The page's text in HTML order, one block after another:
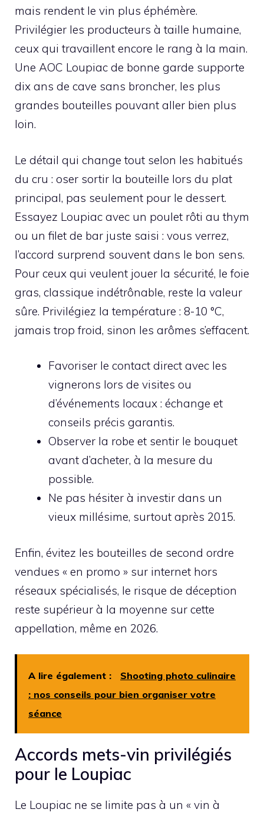
mais rendent le vin plus éphémère.
Privilégier les producteurs à taille humaine,
ceux qui travaillent encore le rang à la main.
Une AOC Loupiac de bonne garde supporte
dix ans de cave sans broncher, les plus
grandes bouteilles pouvant aller bien plus
loin.
Le détail qui change tout selon les habitués
du cru : oser sortir la bouteille lors du plat
principal, pas seulement pour le dessert.
Essayez Loupiac avec un poulet rôti au thym
ou un filet de bar juste saisi : vous verrez,
l’accord surprend souvent dans le bon sens.
Pour ceux qui veulent jouer la sécurité, le foie
gras, classique indétrônable, reste la valeur
sûre. Privilégiez la température : 8-10 °C,
jamais trop froid, sinon les arômes s’effacent.
Favoriser le contact direct avec les
vignerons lors de visites ou
d’événements locaux : échange et
conseils précis garantis.
Observer la robe et sentir le bouquet
avant d’acheter, à la mesure du
possible.
Ne pas hésiter à investir dans un
vieux millésime, surtout après 2015.
Enfin, évitez les bouteilles de second ordre
vendues « en promo » sur internet hors
réseaux spécialisés, le risque de déception
reste supérieur à la moyenne sur cette
appellation, même en 2026.
A lire également :
Shooting photo culinaire
: nos conseils pour bien organiser votre
séance
Accords mets-vin privilégiés
pour le Loupiac
Le Loupiac ne se limite pas à un « vin à